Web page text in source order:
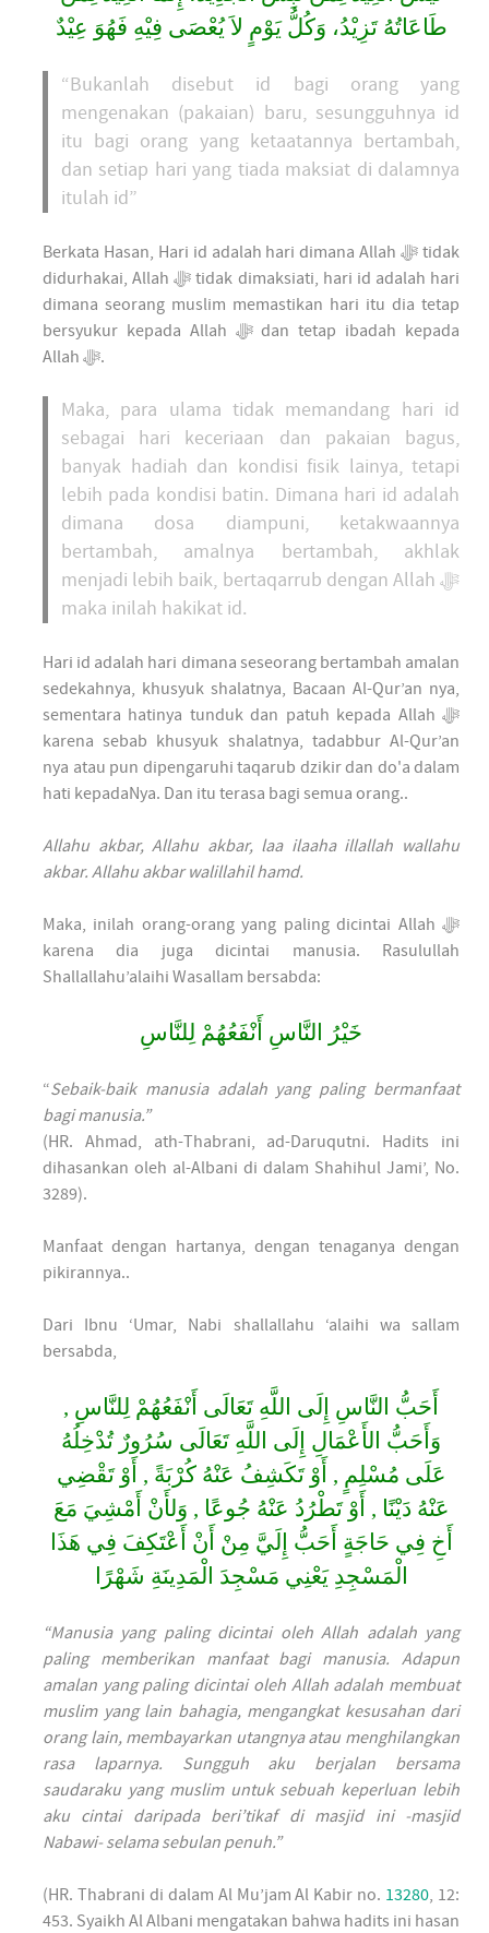
طَاعَاتُهُ تَزِيْدُ، وَكُلُّ يَوْمٍ لاَ يُعْصَى فِيْهِ فَهُوَ عِيْدٌ
“Bukanlah disebut id bagi orang yang
mengenakan (pakaian) baru, sesungguhnya id
itu bagi orang yang ketaatannya bertambah,
dan setiap hari yang tiada maksiat di dalamnya
itulah id”
Berkata Hasan, Hari id adalah hari dimana Allah ﷻ tidak
didurhakai, Allah ﷻ tidak dimaksiati, hari id adalah hari
dimana seorang muslim memastikan hari itu dia tetap
bersyukur kepada Allah ﷻ dan tetap ibadah kepada
Allah ﷻ.
Maka, para ulama tidak memandang hari id
sebagai hari keceriaan dan pakaian bagus,
banyak hadiah dan kondisi fisik lainya, tetapi
lebih pada kondisi batin. Dimana hari id adalah
dimana dosa diampuni, ketakwaannya
bertambah, amalnya bertambah, akhlak
menjadi lebih baik, bertaqarrub dengan Allah ﷻ
maka inilah hakikat id.
Hari id adalah hari dimana seseorang bertambah amalan
sedekahnya, khusyuk shalatnya, Bacaan Al-Qur’an nya,
sementara hatinya tunduk dan patuh kepada Allah ﷻ
karena sebab khusyuk shalatnya, tadabbur Al-Qur’an
nya atau pun dipengaruhi taqarub dzikir dan do'a dalam
hati kepadaNya. Dan itu terasa bagi semua orang..
Allahu akbar, Allahu akbar, laa ilaaha illallah wallahu
akbar. Allahu akbar walillahil hamd.
Maka, inilah orang-orang yang paling dicintai Allah ﷻ
karena dia juga dicintai manusia. Rasulullah
Shallallahu’alaihi Wasallam bersabda:
خَيْرُ النَّاسِ أَنْفَعُهُمْ لِلنَّاسِ
“Sebaik-baik manusia adalah yang paling bermanfaat
bagi manusia.”
(HR. Ahmad, ath-Thabrani, ad-Daruqutni. Hadits ini
dihasankan oleh al-Albani di dalam Shahihul Jami’, No.
3289).
Manfaat dengan hartanya, dengan tenaganya dengan
pikirannya..
Dari Ibnu ‘Umar, Nabi shallallahu ‘alaihi wa sallam
bersabda,
أَحَبُّ النَّاسِ إِلَى اللَّهِ تَعَالَى أَنْفَعُهُمْ لِلنَّاسِ ,
وَأَحَبُّ الأَعْمَالِ إِلَى اللَّهِ تَعَالَى سُرُورٌ تُدْخِلُهُ
عَلَى مُسْلِمٍ , أَوْ تَكَشِفُ عَنْهُ كُرْبَةً , أَوْ تَقْضِي
عَنْهُ دَيْنًا , أَوْ تَطْرُدُ عَنْهُ جُوعًا , وَلأَنْ أَمْشِيَ مَعَ
أَخِ فِي حَاجَةٍ أَحَبُّ إِلَيَّ مِنْ أَنْ أَعْتَكِفَ فِي هَذَا
الْمَسْجِدِ يَعْنِي مَسْجِدَ الْمَدِينَةِ شَهْرًا
“Manusia yang paling dicintai oleh Allah adalah yang
paling memberikan manfaat bagi manusia. Adapun
amalan yang paling dicintai oleh Allah adalah membuat
muslim yang lain bahagia, mengangkat kesusahan dari
orang lain, membayarkan utangnya atau menghilangkan
rasa laparnya. Sungguh aku berjalan bersama
saudaraku yang muslim untuk sebuah keperluan lebih
aku cintai daripada beri’tikaf di masjid ini -masjid
Nabawi- selama sebulan penuh.”
(HR. Thabrani di dalam Al Mu’jam Al Kabir no. 13280, 12:
453. Syaikh Al Albani mengatakan bahwa hadits ini hasan